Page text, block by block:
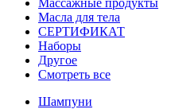
Массажные продукты
Масла для тела
СЕРТИФИКАТ
Наборы
Другое
Смотреть все
Шампуни